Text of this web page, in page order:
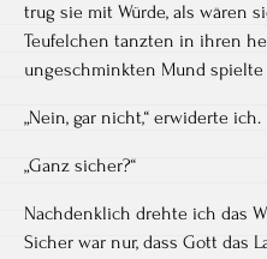
trug sie mit Würde, als wären
Teufelchen tanzten in ihren
ungeschminkten Mund
„Nein, gar nicht,“ erwiderte ich.
„Ganz sicher?“
Nachdenklich drehte ich das
Sicher war nur, dass Gott das